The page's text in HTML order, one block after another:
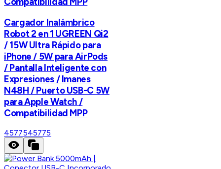
Cargador Inalámbrico
Robot 2 en 1 UGREEN Qi2
/ 15W Ultra Rápido para
iPhone / 5W para AirPods
/ Pantalla Inteligente con
Expresiones / Imanes
N48H / Puerto USB-C 5W
para Apple Watch /
Compatibilidad MPP
4577545775